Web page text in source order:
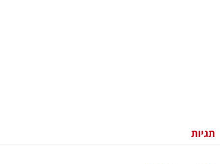
וצרכנות
תגיות